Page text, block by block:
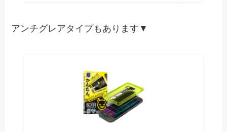
アンチグレアタイプもあります▼